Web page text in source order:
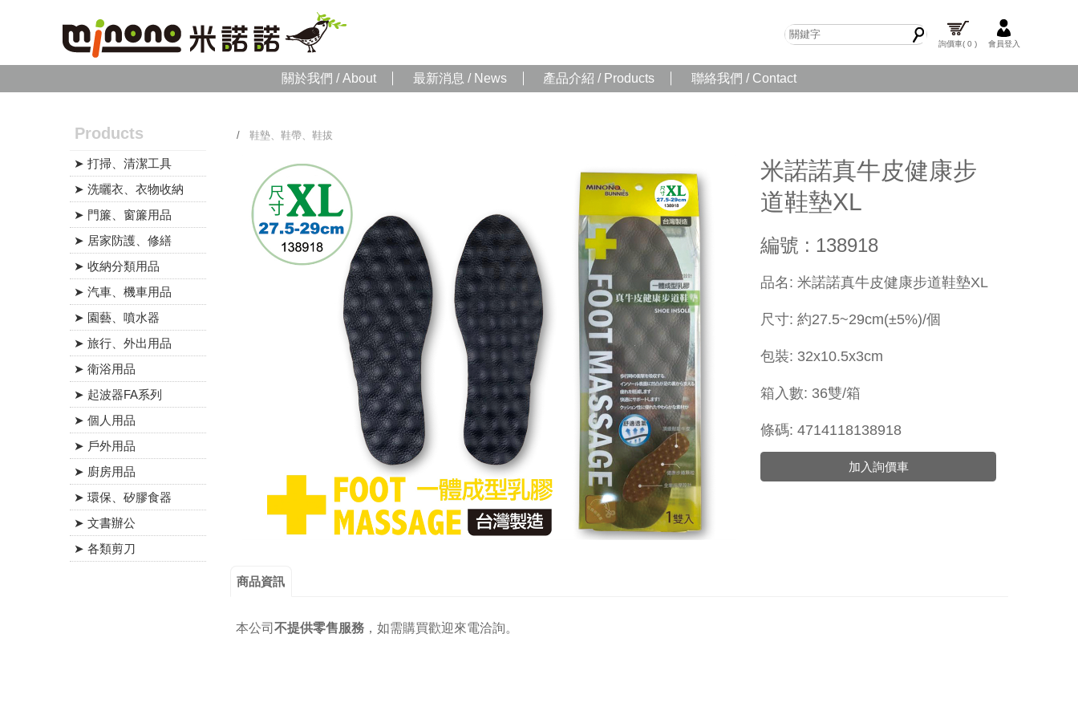
詢價車( 0 ) 會員登入
關於我們 / About 最新消息 / News 產品介紹 / Products 聯絡我們 / Contact
Products
➤ 打掃、清潔工具
➤ 洗曬衣、衣物收納
➤ 門簾、窗簾用品
➤ 居家防護、修繕
➤ 收納分類用品
➤ 汽車、機車用品
➤ 園藝、噴水器
➤ 旅行、外出用品
➤ 衛浴用品
➤ 起波器FA系列
➤ 個人用品
➤ 戶外用品
➤ 廚房用品
➤ 環保、矽膠食器
➤ 文書辦公
➤ 各類剪刀
/ 鞋墊、鞋帶、鞋拔
米諾諾真牛皮健康步
道鞋墊XL
編號 : 138918
​品名: 米諾諾真牛皮健康步道鞋墊XL
尺寸: 約27.5~29cm(±5%)/個
包裝: 32x10.5x3cm
箱入數: 36雙/箱
條碼: 4714118138918
加入詢價車
商品資訊
本公司不提供零售服務 ，如需購買歡迎來電洽詢。